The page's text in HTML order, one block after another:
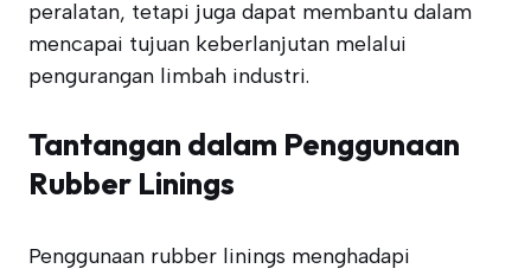
peralatan, tetapi juga dapat membantu dalam
mencapai tujuan keberlanjutan melalui
pengurangan limbah industri.
Tantangan dalam Penggunaan
Rubber Linings
Penggunaan rubber linings menghadapi